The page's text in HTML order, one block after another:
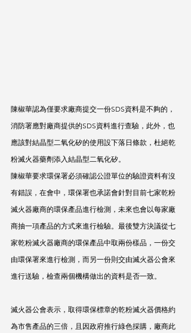
陳椒華認為僅要求廠商提交一份SDS資料是不夠的，
消防署應對廠商提供的SDS資料進行查驗，此外，也
應該對結晶型二氧化矽的使用設下落日條款，杜絕乾
粉滅火器藥劑添入結晶型二氧化矽。
陳椒華要求環保署必須確認公證單位的驗證資料有沒
有錯誤，在會中，環保署也承諾會針對目前七家乾粉
滅火器廠商的環保產品進行檢測，未來也會以每家廠
商抽一項產品的方式來進行檢驗。最後雙方決議從七
家乾粉滅火器廠商的環保產品中取兩份樣品，一份交
由環保署來進行檢測，而另一份則交由滅火器公會來
進行送驗，檢查兩個機構做出的資料是否一致。
滅火器公會表示，取得環保標章的乾粉滅火器價格約
為市售產品的三倍，且因政府推行綠色採購，廠商此